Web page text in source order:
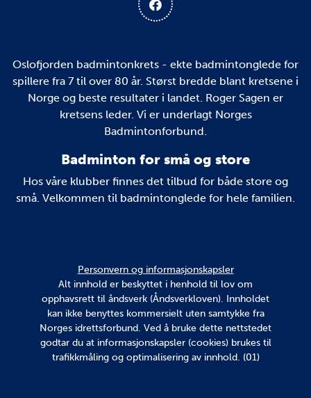
Oslofjorden badmintonkrets - ekte badmintonglede for
spillere fra 7 til over 80 år. Størst bredde blant kretsene i
Norge og beste resultater i landet. Roger Sagen er
kretsens leder. Vi er underlagt Norges
Badmintonforbund.
Badminton for små og store
Hos våre klubber finnes det tilbud for både store og
små. Velkommen til badmintonglede for hele familien.
Personvern og informasjonskapsler
Alt innhold er beskyttet i henhold til lov om
opphavsrett til åndsverk (Åndsverkloven). Innholdet
kan ikke benyttes kommersielt uten samtykke fra
Norges idrettsforbund. Ved å bruke dette nettstedet
godtar du at informasjonskapsler (cookies) brukes til
trafikkmåling og optimalisering av innhold. (01)